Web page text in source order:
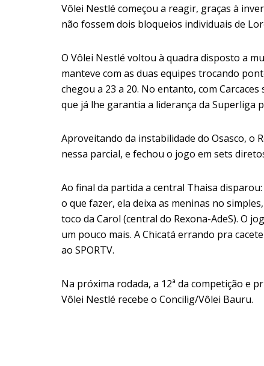
Vôlei Nestlé começou a reagir, graças à
não fossem dois bloqueios individuais de
O Vôlei Nestlé voltou à quadra disposto a
manteve com as duas equipes trocando
chegou a 23 a 20. No entanto, com
que já lhe garantia a liderança da Superliga
Aproveitando da instabilidade do Osasco, o
nessa parcial, e fechou o jogo em sets
Ao final da partida a central Thaisa
o que fazer, ela deixa as meninas no
toco da Carol (central do Rexona-AdeS). O
um pouco mais. A Chicatá errando pra cacete
ao SPORTV.
Na próxima rodada, a 12ª da competição e
Vôlei Nestlé recebe o Concilig/Vôlei Bauru.